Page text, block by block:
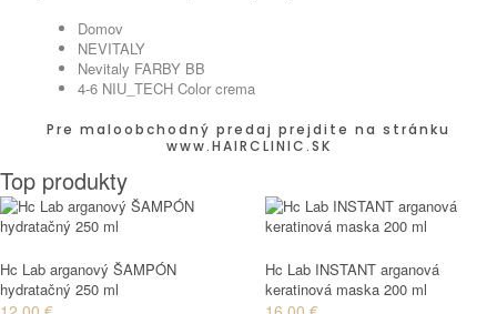
Domov
NEVITALY
Nevitaly FARBY BB
4-6 NIU_TECH Color crema
Pre maloobchodný predaj prejdite na stránku
www.HAIRCLINIC.SK
Top produkty
Hc Lab arganový ŠAMPÓN
hydratačný 250 ml
Hc Lab INSTANT arganová
keratinová maska 200 ml